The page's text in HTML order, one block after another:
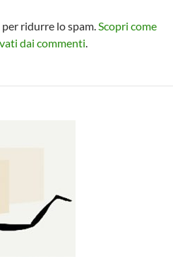
ridurre lo spam. Scopri come
dai commenti